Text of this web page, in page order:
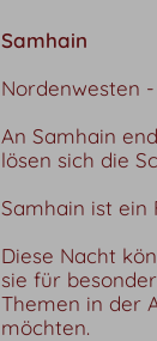
Samhain
Nordenwesten
An Samhain
lösen sich die
Samhain ist ein
Diese Nacht
sie für
Themen in der
möchten.